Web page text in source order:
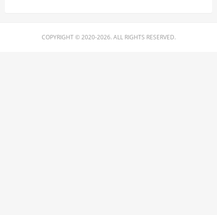
COPYRIGHT © 2020-2026. ALL RIGHTS RESERVED.